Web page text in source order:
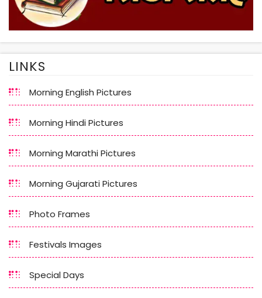
LINKS
Morning English Pictures
Morning Hindi Pictures
Morning Marathi Pictures
Morning Gujarati Pictures
Photo Frames
Festivals Images
Special Days